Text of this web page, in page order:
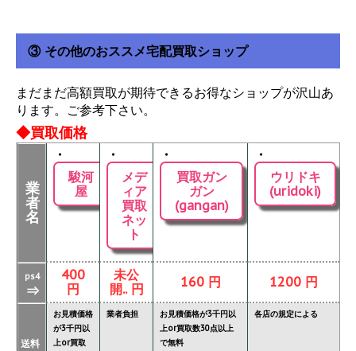
③ その他のおススメ宅配買取ショップ
まだまだ高額買取が期待できるお得なショップが沢山あ
ります。ご参考下さい。
◆買取価格
業
者
名
・
駿河
屋
・
メデ
ィア
買取
ネッ
ト
・
買取ガン
ガン
(gangan)
・
ウリドキ
(uridoki)
ps4
⇒
400
円
未公
開.. 円
160 円 1200 円
送料
お見積価格
が3千円以
上or買取
業者負担
お見積価格が3千円以
上or買取数30点以上
で無料
各店の規定による